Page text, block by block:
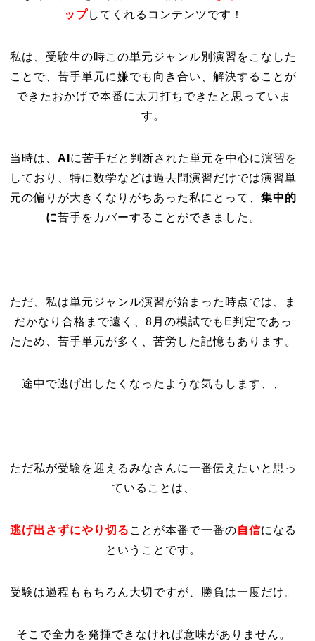
ップしてくれるコンテンツです！
私は、受験生の時この単元ジャンル別演習をこなした
ことで、苦手単元に嫌でも向き合い、解決することが
できたおかげで本番に太刀打ちできたと思っていま
す。
当時は、 AI に苦手だと判断された単元を中心に演習を
しており、特に数学などは過去問演習だけでは演習単
元の偏りが大きくなりがちあった私にとって、集中的
に苦手をカバーすることができました。
ただ、私は単元ジャンル演習が始まった時点では、ま
だかなり合格まで遠く、8月の模試でもE判定であっ
たため、苦手単元が多く、苦労した記憶もあります。
途中で逃げ出したくなったような気もします、、
ただ私が受験を迎えるみなさんに一番伝えたいと思っ
ていることは、
逃げ出さずにやり切る ことが本番で一番の自信になる
ということです。
受験は過程ももちろん大切ですが、勝負は一度だけ。
そこで全力を発揮できなければ意味がありません。